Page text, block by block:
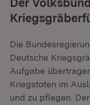
Die
Deutsche
Aufgabe
Kriegstoten im
und zu pflegen.